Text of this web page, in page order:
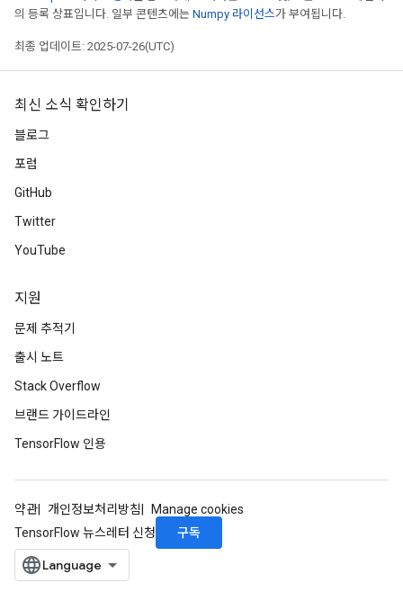
의 등록 상표입니다. 일부 콘텐츠에는 Numpy 라이선스가 부여됩니다.
최종 업데이트: 2025-07-26(UTC)
최신 소식 확인하기
블로그
포럼
GitHub
Twitter
YouTube
지원
문제 추적기
출시 노트
Stack Overflow
브랜드 가이드라인
TensorFlow 인용
약관 개인정보처리방침
Manage cookies
TensorFlow 뉴스레터 신청
구독